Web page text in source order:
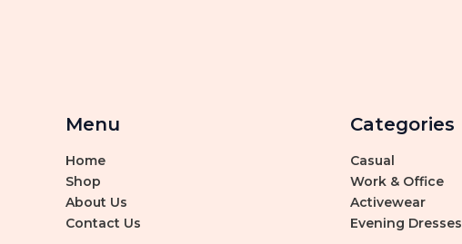
Menu
Home
Shop
About Us
Contact Us
Categories
Casual
Work & Office
Activewear
Evening Dresses